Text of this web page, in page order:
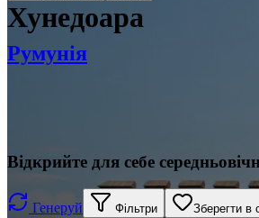
Хунедоара
Румунія
Відкрийте для себе
Генеруй Фільтри Зберегти в